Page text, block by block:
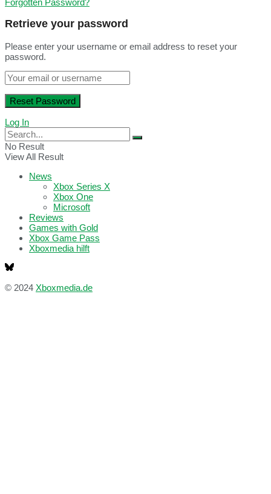
Retrieve your password
Please enter your username or email address to reset your
password.
Log In
No Result
View All Result
News
Xbox Series X
Xbox One
Microsoft
Reviews
Games with Gold
Xbox Game Pass
Xboxmedia hilft
© 2024 Xboxmedia.de